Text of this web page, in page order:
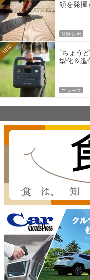
領を発揮
体験レポ
“ちょう
型化＆進
10位
ニュース